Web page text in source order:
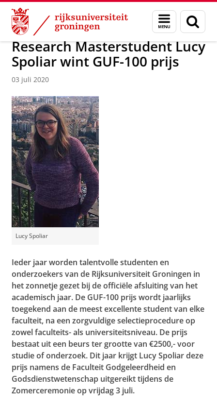
Skip
Content
Skip
Navigation
Menu
en
zoeken
Faculteit Religie, Cultuur en Maatschappij Nieuwsarchief
Research Masterstudent Lucy
Spoliar wint GUF-100 prijs
03 juli 2020
Lucy Spoliar
Ieder jaar worden talentvolle studenten en
onderzoekers van de Rijksuniversiteit Groningen in
het zonnetje gezet bij de officiële afsluiting van het
academisch jaar. De GUF-100 prijs wordt jaarlijks
toegekend aan de meest excellente student van elke
faculteit, na een zorgvuldige selectieprocedure op
zowel faculteits- als universiteitsniveau. De prijs
bestaat uit een beurs ter grootte van €2500,- voor
studie of onderzoek. Dit jaar krijgt Lucy Spoliar deze
prijs namens de Faculteit Godgeleerdheid en
Godsdienstwetenschap uitgereikt tijdens de
Zomerceremonie op vrijdag 3 juli.